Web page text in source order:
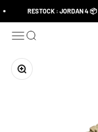
RESTOCK : JORDAN 4 📦
Open navigation menu
Open search
Zoom